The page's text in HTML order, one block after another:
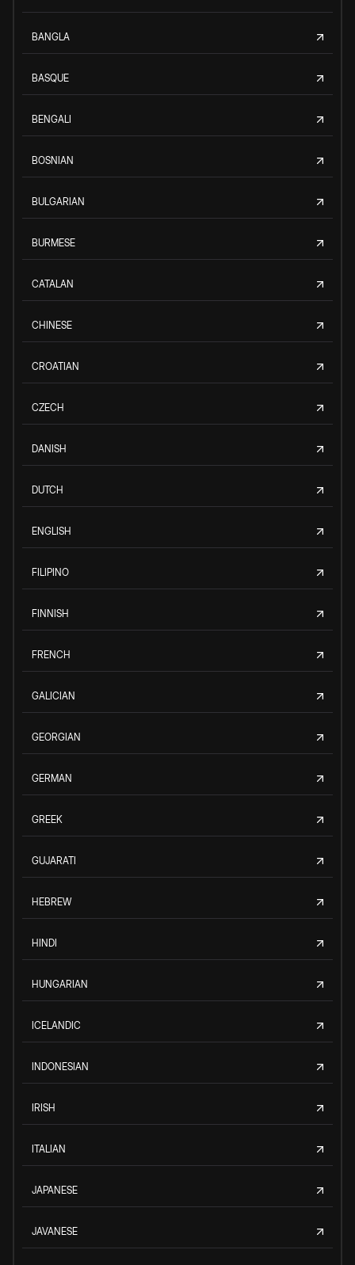
BANGLA
BASQUE
BENGALI
BOSNIAN
BULGARIAN
BURMESE
CATALAN
CHINESE
CROATIAN
CZECH
DANISH
DUTCH
ENGLISH
FILIPINO
FINNISH
FRENCH
GALICIAN
GEORGIAN
GERMAN
GREEK
GUJARATI
HEBREW
HINDI
HUNGARIAN
ICELANDIC
INDONESIAN
IRISH
ITALIAN
JAPANESE
JAVANESE